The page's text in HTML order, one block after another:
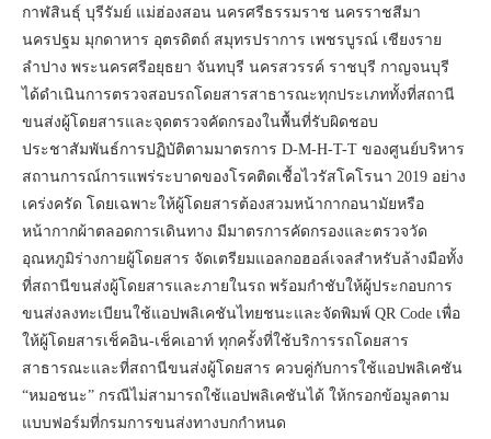
กาฬสินธุ์ บุรีรัมย์ แม่ฮ่องสอน นครศรีธรรมราช นครราชสีมา
นครปฐม มุกดาหาร อุตรดิตถ์ สมุทรปราการ เพชรบูรณ์ เชียงราย
ลำปาง พระนครศรีอยุธยา จันทบุรี นครสวรรค์ ราชบุรี กาญจนบุรี
ได้ดำเนินการตรวจสอบรถโดยสารสาธารณะทุกประเภททั้งที่สถานี
ขนส่งผู้โดยสารและจุดตรวจคัดกรองในพื้นที่รับผิดชอบ
ประชาสัมพันธ์การปฏิบัติตามมาตรการ D-M-H-T-T ของศูนย์บริหาร
สถานการณ์การแพร่ระบาดของโรคติดเชื้อไวรัสโคโรนา 2019 อย่าง
เคร่งครัด โดยเฉพาะให้ผู้โดยสารต้องสวมหน้ากากอนามัยหรือ
หน้ากากผ้าตลอดการเดินทาง มีมาตรการคัดกรองและตรวจวัด
อุณหภูมิร่างกายผู้โดยสาร จัดเตรียมแอลกอฮอล์เจลสำหรับล้างมือทั้ง
ที่สถานีขนส่งผู้โดยสารและภายในรถ พร้อมกำชับให้ผู้ประกอบการ
ขนส่งลงทะเบียนใช้แอปพลิเคชันไทยชนะและจัดพิมพ์ QR Code เพื่อ
ให้ผู้โดยสารเช็คอิน-เช็คเอาท์ ทุกครั้งที่ใช้บริการรถโดยสาร
สาธารณะและที่สถานีขนส่งผู้โดยสาร ควบคู่กับการใช้แอปพลิเคชัน
“หมอชนะ” กรณีไม่สามารถใช้แอปพลิเคชันได้ ให้กรอกข้อมูลตาม
แบบฟอร์มที่กรมการขนส่งทางบกกำหนด